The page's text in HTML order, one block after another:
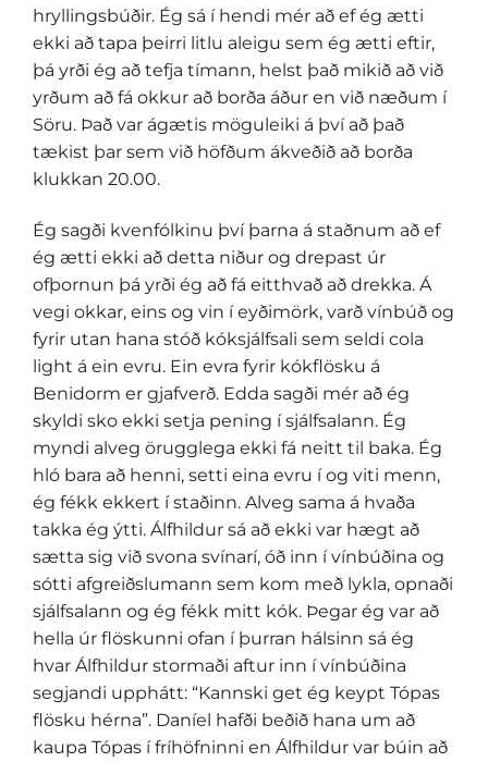
hryllingsbúðir. Ég sá í hendi mér að ef ég ætti
ekki að tapa þeirri litlu aleigu sem ég ætti eftir,
þá yrði ég að tefja tímann, helst það mikið að við
yrðum að fá okkur að borða áður en við næðum í
Söru. Það var ágætis möguleiki á því að það
tækist þar sem við höfðum ákveðið að borða
klukkan 20.00.
Ég sagði kvenfólkinu því þarna á staðnum að ef
ég ætti ekki að detta niður og drepast úr
ofþornun þá yrði ég að fá eitthvað að drekka. Á
vegi okkar, eins og vin í eyðimörk, varð vínbúð og
fyrir utan hana stóð kóksjálfsali sem seldi cola
light á ein evru. Ein evra fyrir kókflösku á
Benidorm er gjafverð. Edda sagði mér að ég
skyldi sko ekki setja pening í sjálfsalann. Ég
myndi alveg örugglega ekki fá neitt til baka. Ég
hló bara að henni, setti eina evru í og viti menn,
ég fékk ekkert í staðinn. Alveg sama á hvaða
takka ég ýtti. Álfhildur sá að ekki var hægt að
sætta sig við svona svínarí, óð inn í vínbúðina og
sótti afgreiðslumann sem kom með lykla, opnaði
sjálfsalann og ég fékk mitt kók. Þegar ég var að
hella úr flöskunni ofan í þurran hálsinn sá ég
hvar Álfhildur stormaði aftur inn í vínbúðina
segjandi upphátt: “Kannski get ég keypt Tópas
flösku hérna”. Daníel hafði beðið hana um að
kaupa Tópas í fríhöfninni en Álfhildur var búin að